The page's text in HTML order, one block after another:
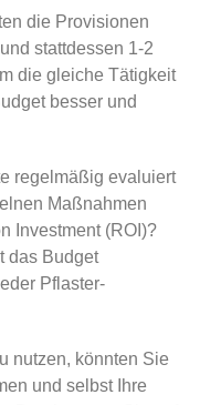
die Provisionen
stattdessen 1-2
die gleiche Tätigkeit
besser und
regelmäßig evaluiert
Maßnahmen
Investment (ROI)?
das Budget
Pflaster-
nutzen, könnten Sie
und selbst Ihre